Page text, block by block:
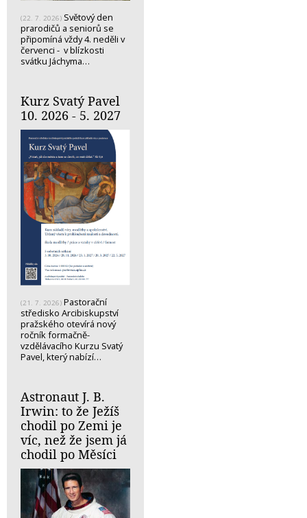
(22. 7. 2026) Světový den
prarodičů a seniorů se
připomíná vždy 4. neděli v
červenci - v blízkosti
svátku Jáchyma…
Kurz Svatý Pavel
10. 2026 - 5. 2027
(21. 7. 2026) Pastorační
středisko Arcibiskupství
pražského otevírá nový
ročník formačně-
vzdělávacího Kurzu Svatý
Pavel, který nabízí…
Astronaut J. B.
Irwin: to že Ježíš
chodil po Zemi je
víc, než že jsem já
chodil po Měsíci